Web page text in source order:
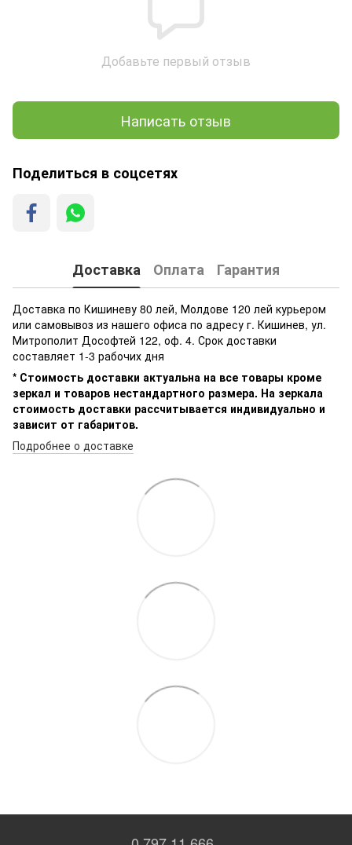
Добавьте первый отзыв
Написать отзыв
Поделиться в соцсетях
Доставка Оплата Гарантия
Доставка по Кишиневу 80 лей, Молдове 120 лей курьером
или самовывоз из нашего офиса по адресу г. Кишинев, ул.
Митрополит Дософтей 122, оф. 4. Срок доставки
составляет 1-3 рабочих дня
* Стоимость доставки актуальна на все товары кроме
зеркал и товаров нестандартного размера. На зеркала
стоимость доставки рассчитывается индивидуально и
зависит от габаритов.
Подробнее о доставке